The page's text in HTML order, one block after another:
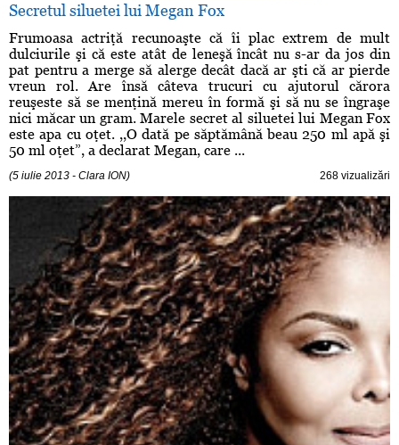
Secretul siluetei lui Megan Fox
Frumoasa actriţă recunoaşte că îi plac extrem de mult
dulciurile şi că este atât de leneşă încât nu s-ar da jos din
pat pentru a merge să alerge decât dacă ar şti că ar pierde
vreun rol. Are însă câteva trucuri cu ajutorul cărora
reuşeste să se menţină mereu în formă şi să nu se îngraşe
nici măcar un gram. Marele secret al siluetei lui Megan Fox
este apa cu oţet. ,,O dată pe săptămână beau 250 ml apă şi
50 ml oţet”, a declarat Megan, care ...
(5 iulie 2013 - Clara ION) 268 vizualizări